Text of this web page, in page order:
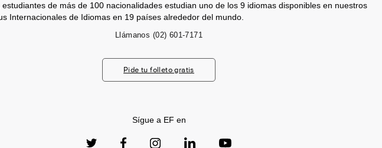
de más de 100 nacionalidades estudian uno de los 9 idiomas disponibles en nuestros
Internacionales de Idiomas en 19 países alrededor del mundo.
Llámanos (02) 601-7171
Pide tu folleto gratis
Sígue a EF en